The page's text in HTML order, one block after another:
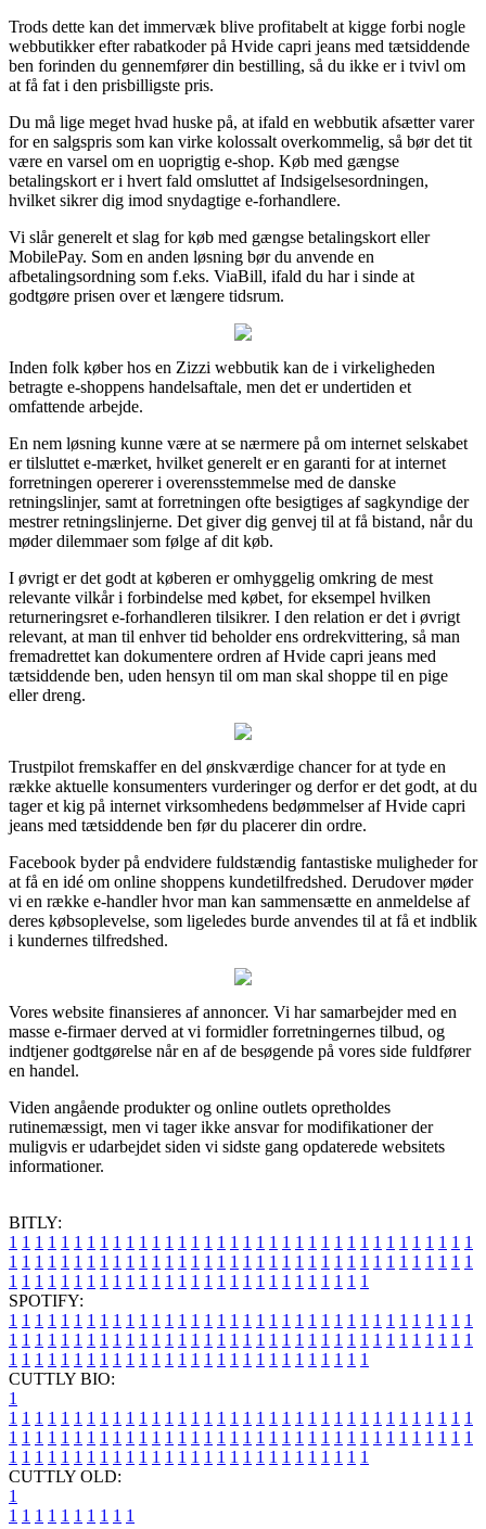
Trods dette kan det immervæk blive profitabelt at kigge forbi nogle
webbutikker efter rabatkoder på Hvide capri jeans med tætsiddende
ben forinden du gennemfører din bestilling, så du ikke er i tvivl om
at få fat i den prisbilligste pris.
Du må lige meget hvad huske på, at ifald en webbutik afsætter varer
for en salgspris som kan virke kolossalt overkommelig, så bør det tit
være en varsel om en uoprigtig e-shop. Køb med gængse
betalingskort er i hvert fald omsluttet af Indsigelsesordningen,
hvilket sikrer dig imod snydagtige e-forhandlere.
Vi slår generelt et slag for køb med gængse betalingskort eller
MobilePay. Som en anden løsning bør du anvende en
afbetalingsordning som f.eks. ViaBill, ifald du har i sinde at
godtgøre prisen over et længere tidsrum.
Inden folk køber hos en Zizzi webbutik kan de i virkeligheden
betragte e-shoppens handelsaftale, men det er undertiden et
omfattende arbejde.
En nem løsning kunne være at se nærmere på om internet selskabet
er tilsluttet e-mærket, hvilket generelt er en garanti for at internet
forretningen opererer i overensstemmelse med de danske
retningslinjer, samt at forretningen ofte besigtiges af sagkyndige der
mestrer retningslinjerne. Det giver dig genvej til at få bistand, når du
møder dilemmaer som følge af dit køb.
I øvrigt er det godt at køberen er omhyggelig omkring de mest
relevante vilkår i forbindelse med købet, for eksempel hvilken
returneringsret e-forhandleren tilsikrer. I den relation er det i øvrigt
relevant, at man til enhver tid beholder ens ordrekvittering, så man
fremadrettet kan dokumentere ordren af Hvide capri jeans med
tætsiddende ben, uden hensyn til om man skal shoppe til en pige
eller dreng.
Trustpilot fremskaffer en del ønskværdige chancer for at tyde en
række aktuelle konsumenters vurderinger og derfor er det godt, at du
tager et kig på internet virksomhedens bedømmelser af Hvide capri
jeans med tætsiddende ben før du placerer din ordre.
Facebook byder på endvidere fuldstændig fantastiske muligheder for
at få en idé om online shoppens kundetilfredshed. Derudover møder
vi en række e-handler hvor man kan sammensætte en anmeldelse af
deres købsoplevelse, som ligeledes burde anvendes til at få et indblik
i kundernes tilfredshed.
Vores website finansieres af annoncer. Vi har samarbejder med en
masse e-firmaer derved at vi formidler forretningernes tilbud, og
indtjener godtgørelse når en af de besøgende på vores side fuldfører
en handel.
Viden angående produkter og online outlets opretholdes
rutinemæssigt, men vi tager ikke ansvar for modifikationer der
muligvis er udarbejdet siden vi sidste gang opdaterede websitets
informationer.
BITLY:
1 1 1 1 1 1 1 1 1 1 1 1 1 1 1 1 1 1 1 1 1 1 1 1 1 1 1 1 1 1 1 1 1 1 1 1
1 1 1 1 1 1 1 1 1 1 1 1 1 1 1 1 1 1 1 1 1 1 1 1 1 1 1 1 1 1 1 1 1 1 1 1
1 1 1 1 1 1 1 1 1 1 1 1 1 1 1 1 1 1 1 1 1 1 1 1 1 1 1 1
SPOTIFY:
1 1 1 1 1 1 1 1 1 1 1 1 1 1 1 1 1 1 1 1 1 1 1 1 1 1 1 1 1 1 1 1 1 1 1 1
1 1 1 1 1 1 1 1 1 1 1 1 1 1 1 1 1 1 1 1 1 1 1 1 1 1 1 1 1 1 1 1 1 1 1 1
1 1 1 1 1 1 1 1 1 1 1 1 1 1 1 1 1 1 1 1 1 1 1 1 1 1 1 1
CUTTLY BIO:
1
1 1 1 1 1 1 1 1 1 1 1 1 1 1 1 1 1 1 1 1 1 1 1 1 1 1 1 1 1 1 1 1 1 1 1 1
1 1 1 1 1 1 1 1 1 1 1 1 1 1 1 1 1 1 1 1 1 1 1 1 1 1 1 1 1 1 1 1 1 1 1 1
1 1 1 1 1 1 1 1 1 1 1 1 1 1 1 1 1 1 1 1 1 1 1 1 1 1 1 1
CUTTLY OLD:
1
1 1 1 1 1 1 1 1 1 1